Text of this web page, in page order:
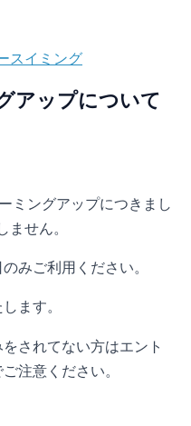
スイミング
アップについて
ミングアップにつきまし
せん。
みご利用ください。
ます。
されてない方はエント
注意ください。